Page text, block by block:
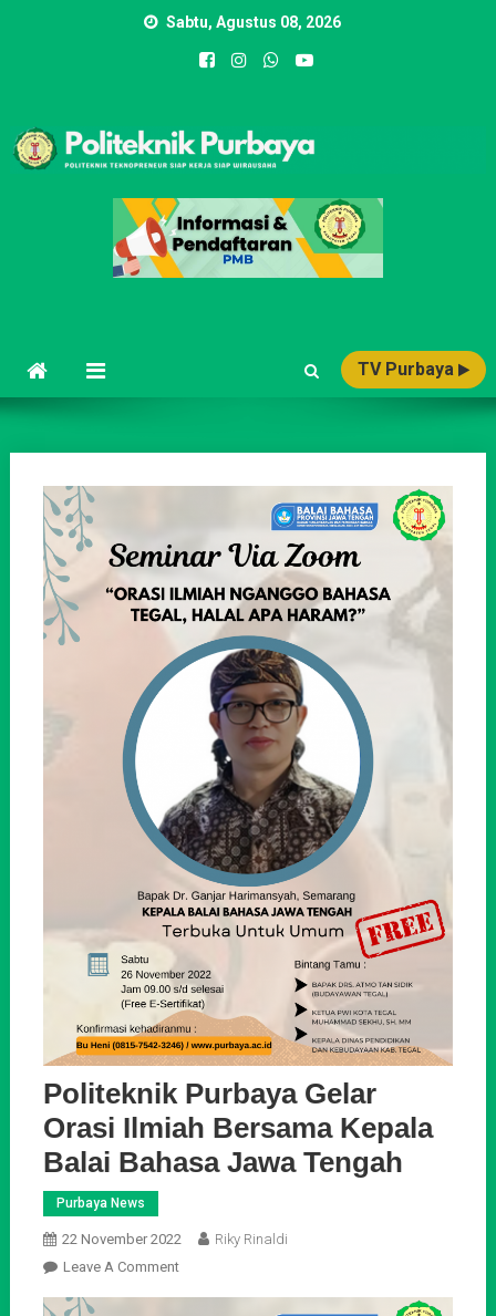
Sabtu, Agustus 08, 2026
POLITEKNIK PURBAYA
TV Purbaya
Politeknik Purbaya Gelar
Orasi Ilmiah Bersama Kepala
Balai Bahasa Jawa Tengah
Purbaya News
22 November 2022
Riky Rinaldi
Leave A CommentOn